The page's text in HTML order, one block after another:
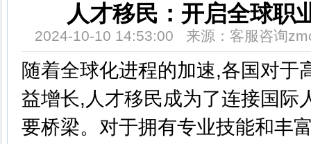
人才移民：开启全球职
2024-10-10 14:53:00 来源：客服咨询
随着全球化进程的加速,各国对于
益增长,人才移民成为了连接国际
要桥梁。对于拥有专业技能和丰